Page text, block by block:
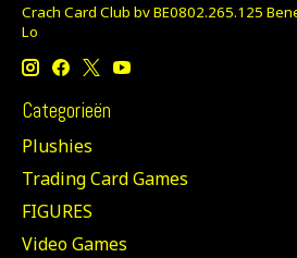
Crach Card Club bv BE0802.265.125
Lo
Categorieën
Plushies
Trading Card Games
FIGURES
Video Games